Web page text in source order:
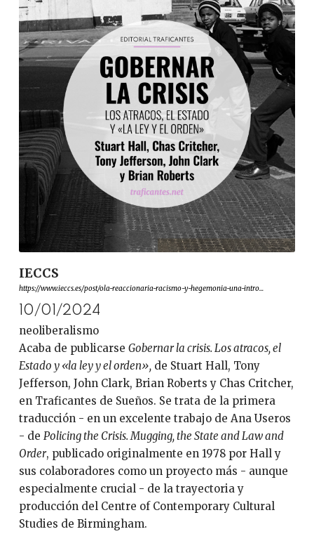
IECCS
https://www.ieccs.es/post/ola-reaccionaria-racismo-y-hegemonia-una-intro...
10/01/2024
neoliberalismo
Acaba de publicarse Gobernar la crisis. Los atracos, el
Estado y «la ley y el orden», de Stuart Hall, Tony
Jefferson, John Clark, Brian Roberts y Chas Critcher,
en Traficantes de Sueños. Se trata de la primera
traducción - en un excelente trabajo de Ana Useros
- de Policing the Crisis. Mugging, the State and Law and
Order, publicado originalmente en 1978 por Hall y
sus colaboradores como un proyecto más - aunque
especialmente crucial - de la trayectoria y
producción del Centre of Contemporary Cultural
Studies de Birmingham.